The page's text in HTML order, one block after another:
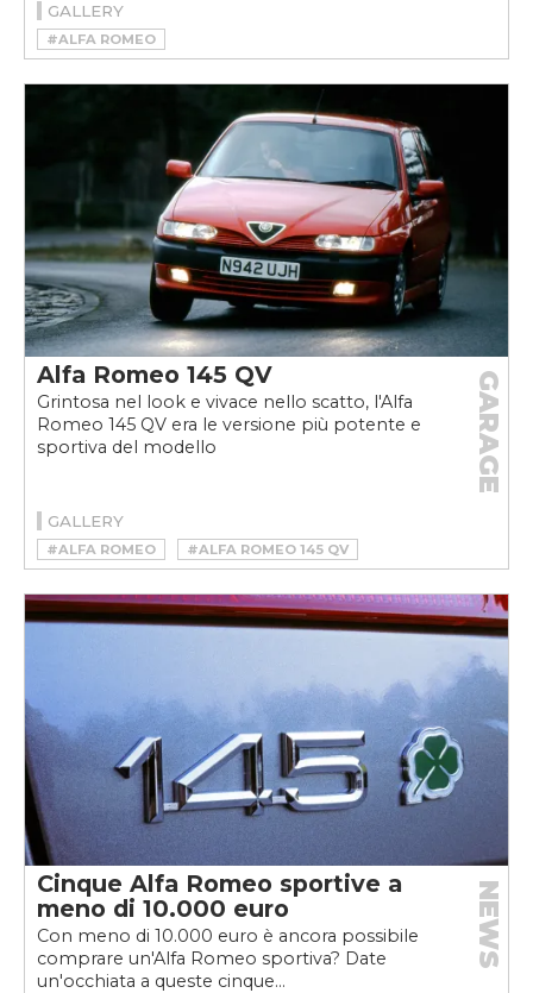
GALLERY
#ALFA ROMEO
#ALFA ROMEO GIULIETTA SPRINT
#ALFA ROMEO GIULIETTA SPRINT STORIA
Alfa Romeo 145 QV
Grintosa nel look e vivace nello scatto, l'Alfa
Romeo 145 QV era le versione più potente e
sportiva del modello
GARAGE
GALLERY
#ALFA ROMEO
#ALFA ROMEO 145 QV
#ALFA ROMEO 145 QV STORIA
Cinque Alfa Romeo sportive a
meno di 10.000 euro
Con meno di 10.000 euro è ancora possibile
comprare un'Alfa Romeo sportiva? Date
un'occhiata a queste cinque...
NEWS